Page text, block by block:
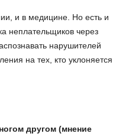
и в медицине. Но есть и
неплательщиков через
нарушителей
на тех, кто уклоняется
другом (мнение